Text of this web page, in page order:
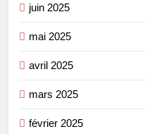
juin 2025
mai 2025
avril 2025
mars 2025
février 2025